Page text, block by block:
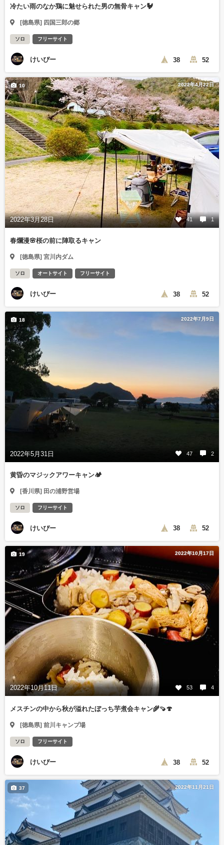
冷たい雨のなか鶏に魅せられた男の無骨キャン🐓
[徳島県] 四国三郎の郷
ソロ フリーサイト
けいぴー 38 52
2022年4月22日
2022年3月28日 41 1
10
春爛漫🌸桜の前に陣取るキャン
[徳島県] 宮川内ダム
ソロ オートサイト フリーサイト
けいぴー 38 52
2022年7月9日
2022年5月31日 47 2
18
黄昏のマジックアワーキャン🏕
[香川県] 田の浦野営場
ソロ フリーサイト
けいぴー 38 52
2022年10月17日
2022年10月11日 53 4
19
メスチンの中から秋が溢れたぼっち芋煮会キャン🌾🍠🍄
[徳島県] 前川キャンプ場
ソロ フリーサイト
けいぴー 38 52
2022年11月21日
37